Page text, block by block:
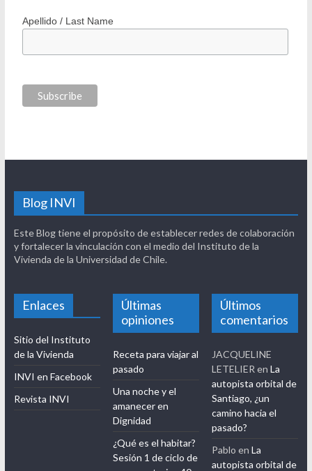
Apellido / Last Name
Blog INVI
Este Blog tiene el propósito de establecer redes de colaboración
y fortalecer la vinculación con el medio del Instituto de la
Vivienda de la Universidad de Chile.
Enlaces
Sitio del Instituto
de la Vivienda
INVI en Facebook
Revista INVI
Últimas
opiniones
Receta para viajar al
pasado
Una noche y el
amanecer en
Dignidad
¿Qué es el habitar?
Sesión 1 de ciclo de
Últimos
comentarios
JACQUELINE
LETELIERenLa
autopista orbital de
Santiago, ¿un
camino hacia el
pasado?
Pablo enLa
autopista orbital de